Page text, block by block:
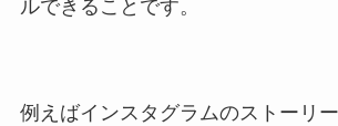
ルできることです。
例えばインスタグラムのストーリ